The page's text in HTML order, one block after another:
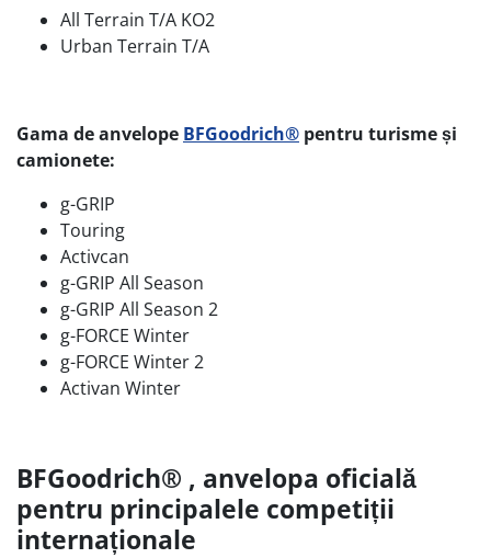
All Terrain T/A KO2
Urban Terrain T/A
Gama de anvelope BFGoodrich® pentru turisme și
camionete:
g-GRIP
Touring
Activcan
g-GRIP All Season
g-GRIP All Season 2
g-FORCE Winter
g-FORCE Winter 2
Activan Winter
BFGoodrich® , anvelopa oficială
pentru principalele competiții
internaționale